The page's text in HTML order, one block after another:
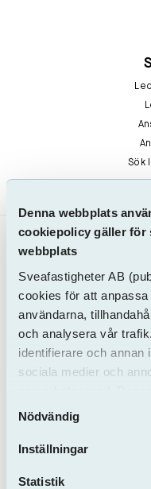
Denna webbplats
cookiepolicy gäller för
webbplats
Sveafastigheter AB
cookies för att
användarna,
och analysera vår
identifierare och annan
sociala medier och
informationen med
tillhandahållit eller
oss.
Samtyckesval
Nödvändig
Inställningar
Statistik
Sök